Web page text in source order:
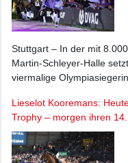
Stuttgart – In der mit
Martin-Schleyer-Halle
viermalige
Lieselot Kooremans:
Trophy – morgen ihren